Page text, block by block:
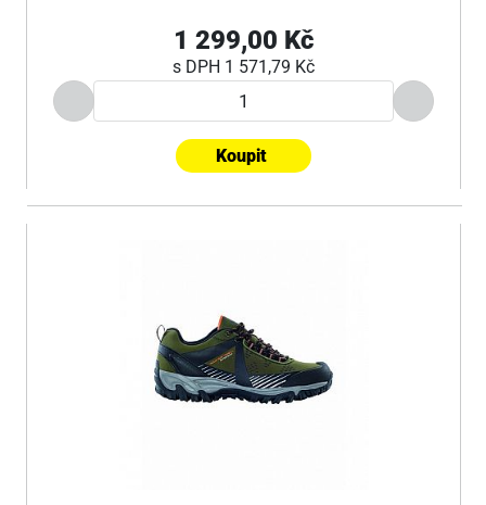
1 299,00 Kč
s DPH 1 571,79 Kč
Koupit